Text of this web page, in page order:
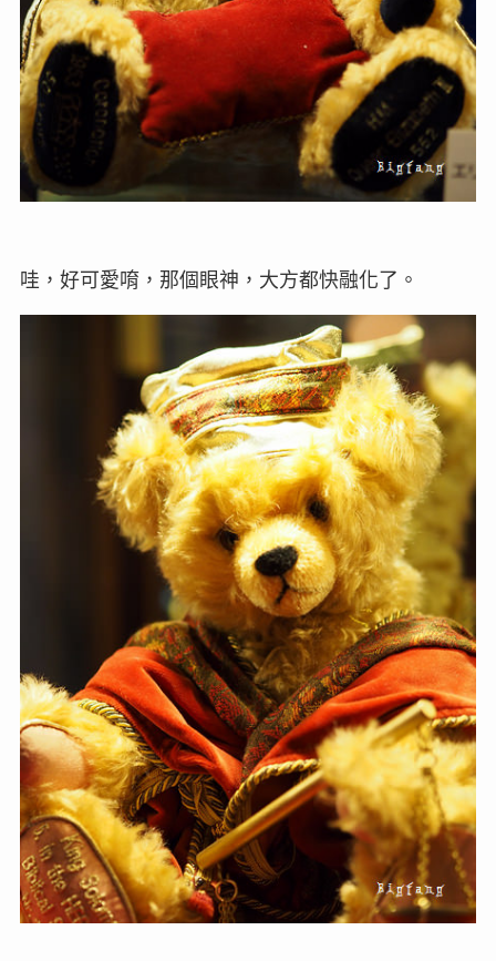
哇，好可愛唷，那個眼神，大方都快融化了。